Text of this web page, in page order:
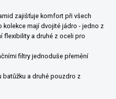
zajišťuje komfort při všech
kolekce mají dvojité jádro - jedno z
flexibility a druhé z oceli pro
filtry jednoduše přemění
batůžku a druhé pouzdro z